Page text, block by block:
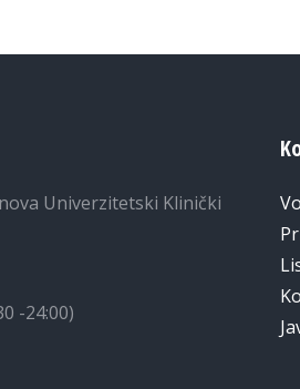
Univerzitetski Klinički
-24:00)